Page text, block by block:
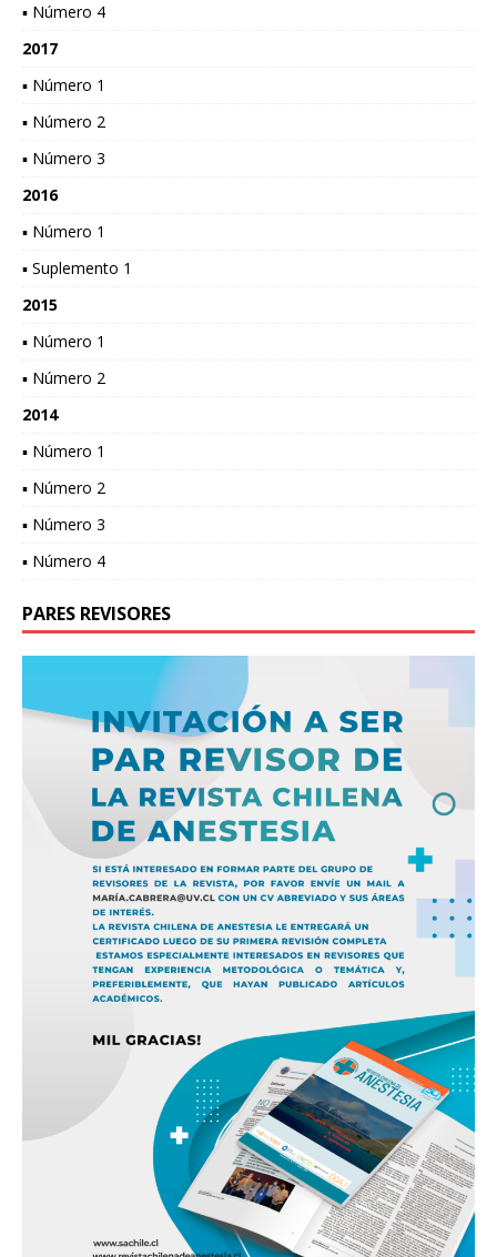
▪ Número 4
2017
▪ Número 1
▪ Número 2
▪ Número 3
2016
▪ Número 1
▪ Suplemento 1
2015
▪ Número 1
▪ Número 2
2014
▪ Número 1
▪ Número 2
▪ Número 3
▪ Número 4
PARES REVISORES